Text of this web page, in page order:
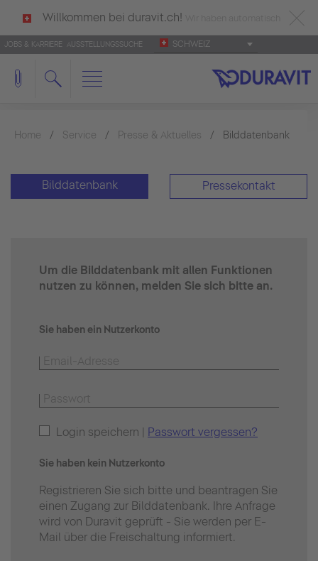
Willkommen bei duravit.ch!
deutsch als Ihre Sprache erkannt.
Français Italiano
JOBS & KARRIERE AUSSTELLUNGSSUCHE SCHWEIZ
Home Service Presse & Aktuelles Bilddatenbank
Bilddatenbank Pressekontakt
Um die Bilddatenbank mit allen Funktionen
nutzen zu können, melden Sie sich bitte an.
Sie haben ein Nutzerkonto
Login speichern | Passwort vergessen?
Sie haben kein Nutzerkonto
Registrieren Sie sich bitte und beantragen Sie
einen Zugang zur Bilddatenbank. Ihre Anfrage
wird von Duravit geprüft - Sie werden per E-
Mail über die Freischaltung informiert.